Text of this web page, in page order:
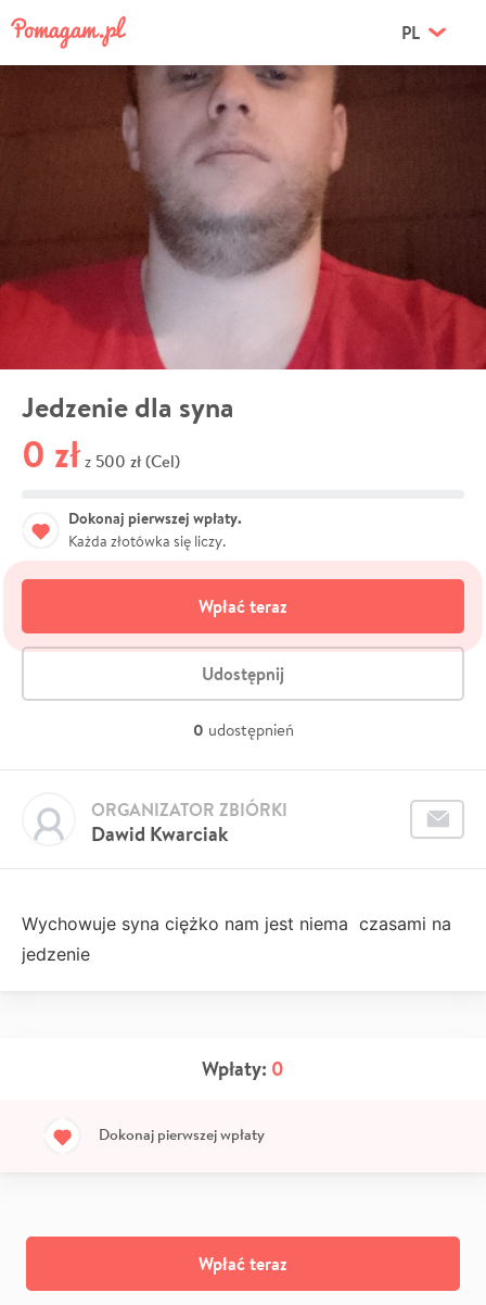
PL
Jedzenie dla syna
0 zł z 500 zł (Cel)
Dokonaj pierwszej wpłaty.
Każda złotówka się liczy.
Wpłać teraz
Udostępnij
0 udostępnień
Dawid Kwarciak
ORGANIZATOR ZBIÓRKI
Wychowuje syna ciężko nam jest niema czasami na
jedzenie
Wpłaty: 0
Dokonaj pierwszej wpłaty
Wpłać teraz